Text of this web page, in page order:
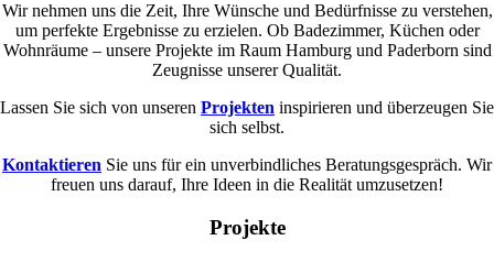
Wir nehmen uns die Zeit, Ihre Wünsche und Bedürfnisse zu verstehen,
um perfekte Ergebnisse zu erzielen. Ob Badezimmer, Küchen oder
Wohnräume – unsere Projekte im Raum Hamburg und Paderborn sind
Zeugnisse unserer Qualität.
Lassen Sie sich von unseren Projekten inspirieren und überzeugen Sie
sich selbst.
Kontaktieren Sie uns für ein unverbindliches Beratungsgespräch. Wir
freuen uns darauf, Ihre Ideen in die Realität umzusetzen!
Projekte